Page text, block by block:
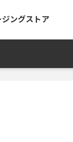
ジングストア